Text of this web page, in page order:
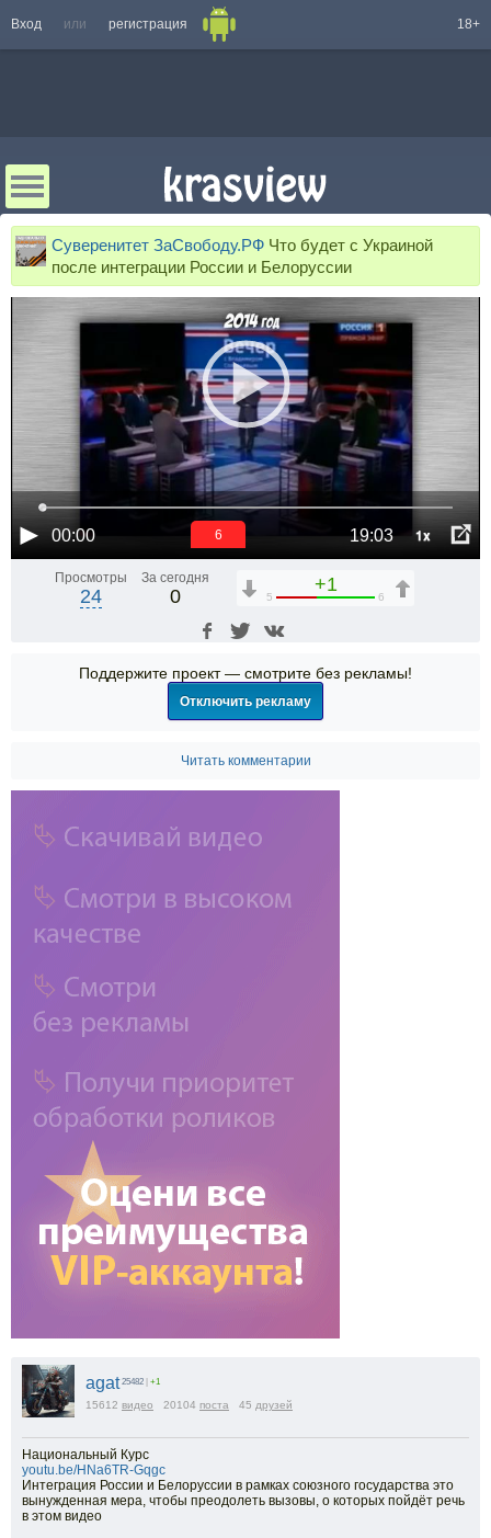
Вход или регистрация 18+
Суверенитет ЗаСвободу.РФ Что будет с Украиной
после интеграции России и Белоруссии
00:00 19:03 1x
6
Просмотры
24
За сегодня
0
+1
5 6
Поддержите проект — смотрите без рекламы!
Отключить рекламу
Читать комментарии
agat 25482 +1
15612 видео 20104 поста 45 друзей
Национальный Курс
youtu.be/HNa6TR-Gqgc
Интеграция России и Белоруссии в рамках союзного государства это
вынужденная мера, чтобы преодолеть вызовы, о которых пойдёт речь
в этом видео